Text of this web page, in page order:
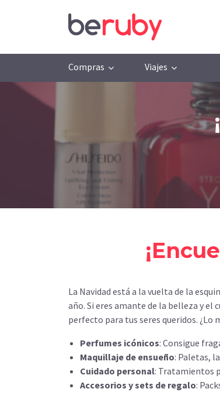
Compras Viajes
La Navidad está a la vuelta de la
año. Si eres amante de la belleza y
perfecto para tus seres queridos. ¿Lo
Perfumes icónicos: Consigue
Maquillaje de ensueño: Paletas,
Cuidado personal: Tratamientos
Accesorios y sets de regalo: